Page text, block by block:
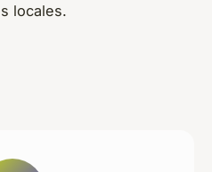
locales.